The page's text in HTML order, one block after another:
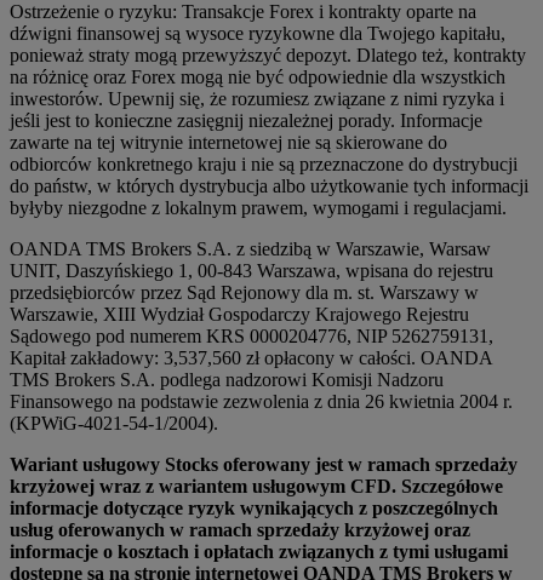
Ostrzeżenie o ryzyku: Transakcje Forex i kontrakty oparte na
dźwigni finansowej są wysoce ryzykowne dla Twojego kapitału,
ponieważ straty mogą przewyższyć depozyt. Dlatego też, kontrakty
na różnicę oraz Forex mogą nie być odpowiednie dla wszystkich
inwestorów. Upewnij się, że rozumiesz związane z nimi ryzyka i
jeśli jest to konieczne zasięgnij niezależnej porady. Informacje
zawarte na tej witrynie internetowej nie są skierowane do
odbiorców konkretnego kraju i nie są przeznaczone do dystrybucji
do państw, w których dystrybucja albo użytkowanie tych informacji
byłyby niezgodne z lokalnym prawem, wymogami i regulacjami.
OANDA TMS Brokers S.A. z siedzibą w Warszawie, Warsaw
UNIT, Daszyńskiego 1, 00-843 Warszawa, wpisana do rejestru
przedsiębiorców przez Sąd Rejonowy dla m. st. Warszawy w
Warszawie, XIII Wydział Gospodarczy Krajowego Rejestru
Sądowego pod numerem KRS 0000204776, NIP 5262759131,
Kapitał zakładowy: 3,537,560 zł opłacony w całości. OANDA
TMS Brokers S.A. podlega nadzorowi Komisji Nadzoru
Finansowego na podstawie zezwolenia z dnia 26 kwietnia 2004 r.
(KPWiG-4021-54-1/2004).
Wariant usługowy Stocks oferowany jest w ramach sprzedaży
krzyżowej wraz z wariantem usługowym CFD. Szczegółowe
informacje dotyczące ryzyk wynikających z poszczególnych
usług oferowanych w ramach sprzedaży krzyżowej oraz
informacje o kosztach i opłatach związanych z tymi usługami
dostępne są na stronie internetowej OANDA TMS Brokers w